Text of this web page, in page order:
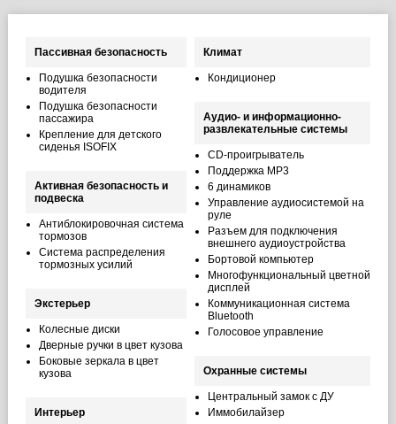
Пассивная безопасность
Подушка безопасности
водителя
Подушка безопасности
пассажира
Крепление для детского
сиденья ISOFIX
Активная безопасность и
подвеска
Антиблокировочная система
тормозов
Система распределения
тормозных усилий
Экстерьер
Колесные диски
Дверные ручки в цвет кузова
Боковые зеркала в цвет
кузова
Интерьер
Климат
Кондиционер
Аудио- и информационно-
развлекательные системы
CD-проигрыватель
Поддержка MP3
6 динамиков
Управление аудиосистемой на
руле
Разъем для подключения
внешнего аудиоустройства
Бортовой компьютер
Многофункциональный цветной
дисплей
Коммуникационная система
Bluetooth
Голосовое управление
Охранные системы
Центральный замок с ДУ
Иммобилайзер